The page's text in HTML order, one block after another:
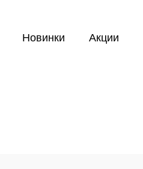
Новинки Акции